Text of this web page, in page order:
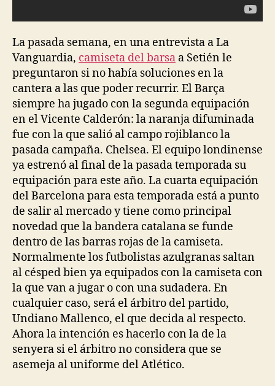
La pasada semana, en una entrevista a La
Vanguardia, camiseta del barsa a Setién le
preguntaron si no había soluciones en la
cantera a las que poder recurrir. El Barça
siempre ha jugado con la segunda equipación
en el Vicente Calderón: la naranja difuminada
fue con la que salió al campo rojiblanco la
pasada campaña. Chelsea. El equipo londinense
ya estrenó al final de la pasada temporada su
equipación para este año. La cuarta equipación
del Barcelona para esta temporada está a punto
de salir al mercado y tiene como principal
novedad que la bandera catalana se funde
dentro de las barras rojas de la camiseta.
Normalmente los futbolistas azulgranas saltan
al césped bien ya equipados con la camiseta con
la que van a jugar o con una sudadera. En
cualquier caso, será el árbitro del partido,
Undiano Mallenco, el que decida al respecto.
Ahora la intención es hacerlo con la de la
senyera si el árbitro no considera que se
asemeja al uniforme del Atlético.